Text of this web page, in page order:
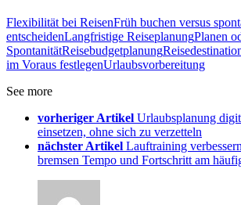
Flexibilität bei ReisenFrüh buchen versus
entscheidenLangfristige ReiseplanungPlanen
SpontanitätReisebudgetplanung
im Voraus festlegenUrlaubsvorbereitung
See more
vorheriger Artikel Urlaubsplanung
einsetzen, ohne sich zu verzetteln
nächster Artikel Lauftraining
bremsen Tempo und Fortschritt am